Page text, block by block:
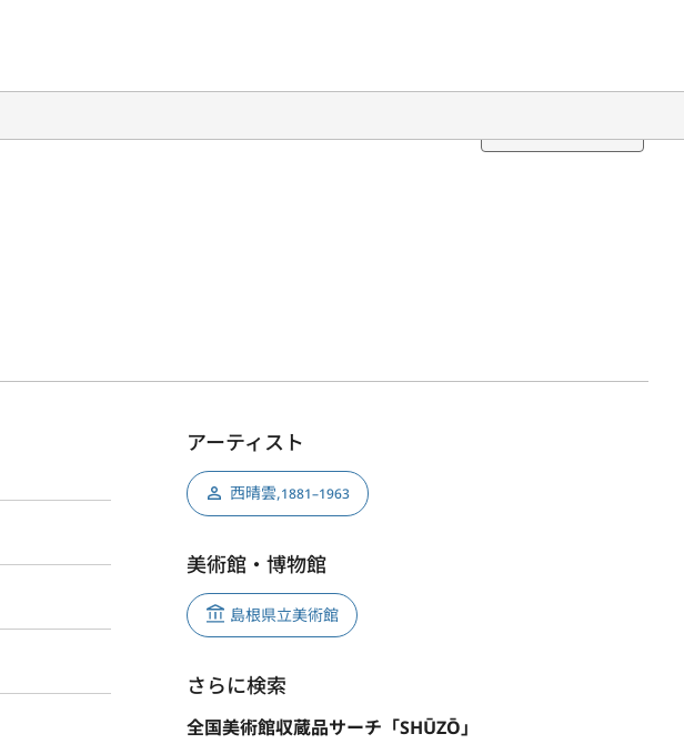
アーティスト
西晴雲,1881–1963
美術館・博物館
島根県立美術館
さらに検索
全国美術館収蔵品サーチ「SHŪZŌ」